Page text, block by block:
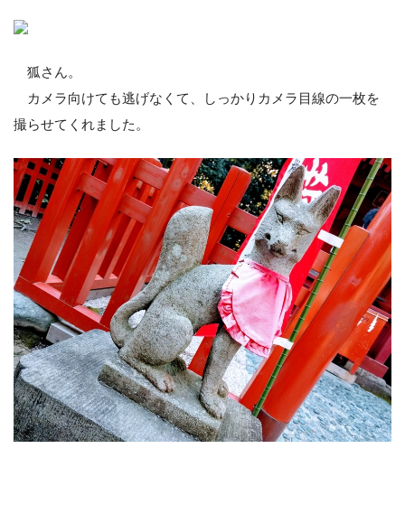
狐さん。
カメラ向けても逃げなくて、しっかりカメラ目線の一枚を
撮らせてくれました。